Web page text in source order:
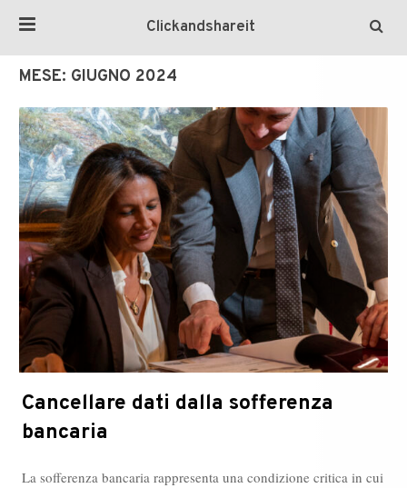
Clickandshareit
MESE: GIUGNO 2024
Cancellare dati dalla sofferenza
bancaria
La sofferenza bancaria rappresenta una condizione critica in cui